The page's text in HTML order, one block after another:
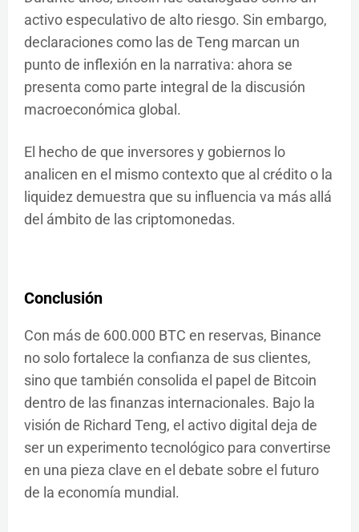
activo especulativo de alto riesgo. Sin embargo,
declaraciones como las de Teng marcan un
punto de inflexión en la narrativa: ahora se
presenta como parte integral de la discusión
macroeconómica global.
El hecho de que inversores y gobiernos lo
analicen en el mismo contexto que al crédito o la
liquidez demuestra que su influencia va más allá
del ámbito de las criptomonedas.
Conclusión
Con más de 600.000 BTC en reservas, Binance
no solo fortalece la confianza de sus clientes,
sino que también consolida el papel de Bitcoin
dentro de las finanzas internacionales. Bajo la
visión de Richard Teng, el activo digital deja de
ser un experimento tecnológico para convertirse
en una pieza clave en el debate sobre el futuro
de la economía mundial.